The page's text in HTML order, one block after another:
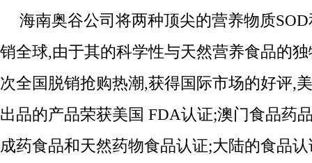
海南奥谷公司将两种顶尖的营养物质
销全球,由于其的科学性与天然营养食品的
次全国脱销抢购热潮,获得国际市场的好评,
出品的产品荣获美国 FDA认证;澳门食品药
成药食品和天然药物食品认证;大陆的食品